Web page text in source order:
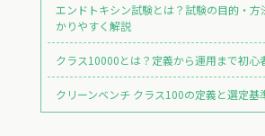
エンドトキシン試験とは？試験の目的・方
かりやすく解説
クラス10000とは？定義から運用まで初心
クリーンベンチ クラス100の定義と選定基